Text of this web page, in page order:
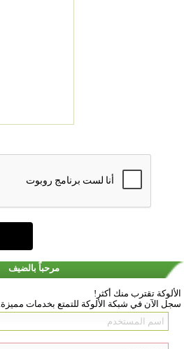
مرحباً بالضيف
الألوكة تقترب منك أكثر!
سجل الآن في شبكة الألوكة للتمتع بخدمات مميزة.